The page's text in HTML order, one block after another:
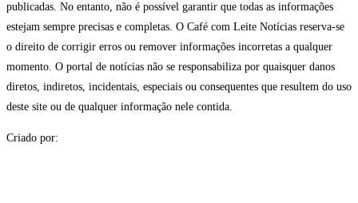
publicadas. No entanto, não é possível garantir que todas as informações
estejam sempre precisas e completas. O Café com Leite Notícias reserva-se
o direito de corrigir erros ou remover informações incorretas a qualquer
momento. O portal de notícias não se responsabiliza por quaisquer danos
diretos, indiretos, incidentais, especiais ou consequentes que resultem do uso
deste site ou de qualquer informação nele contida.
Criado por: